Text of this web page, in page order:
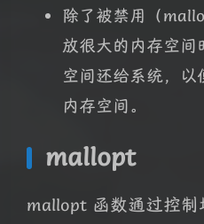
除了被禁用（
放很大的内存空间
空间还给系统，以
内存空间。
mallopt
mallopt 函数通过控